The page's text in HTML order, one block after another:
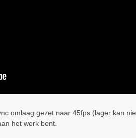
omlaag gezet naar 45fps (lager kan
het werk bent.